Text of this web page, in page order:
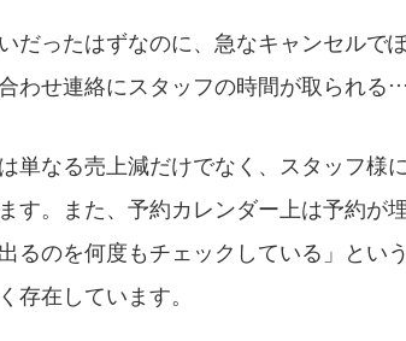
だったはずなのに、急なキャンセルで
合わせ連絡にスタッフの時間が取られ
単なる売上減だけでなく、スタッフ様
す。また、予約カレンダー上は予約が
るのを何度もチェックしている」とい
存在しています。